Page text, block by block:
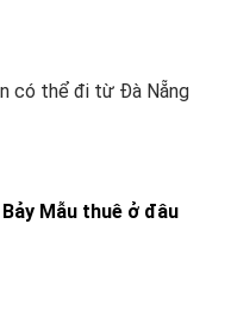
có thể đi từ Đà Nẵng
Mẫu thuê ở đâu